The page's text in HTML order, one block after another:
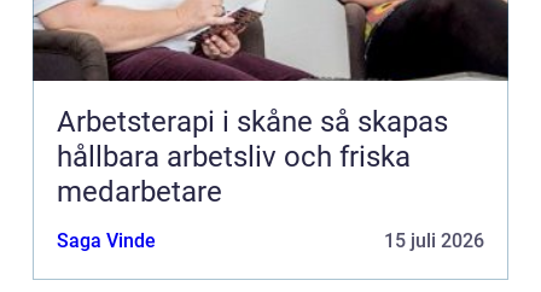
Arbetsterapi i skåne så skapas
hållbara arbetsliv och friska
medarbetare
Saga Vinde 15 juli 2026